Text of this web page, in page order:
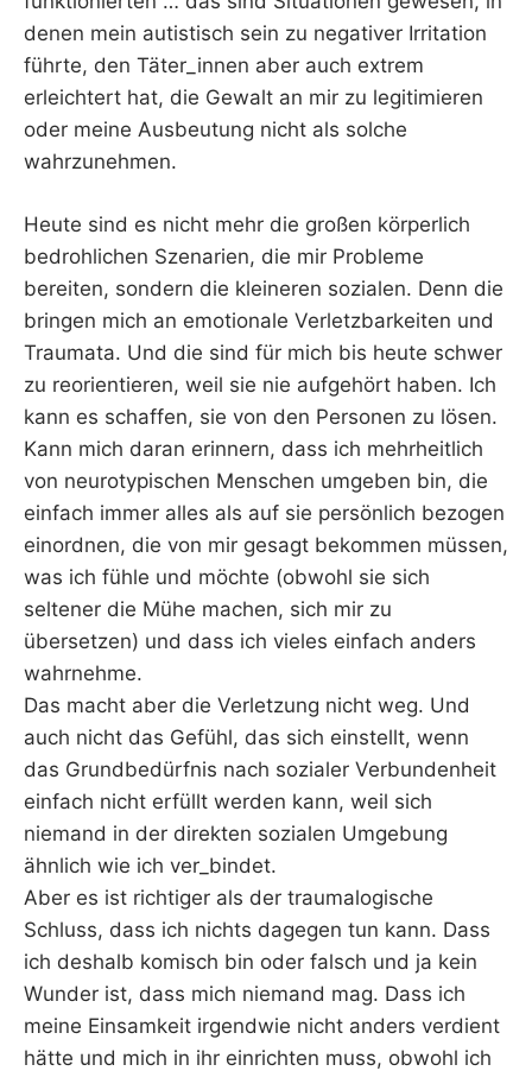
denen mein autistisch sein zu negativer Irritation
führte, den Täter_innen aber auch extrem
erleichtert hat, die Gewalt an mir zu legitimieren
oder meine Ausbeutung nicht als solche
wahrzunehmen.
Heute sind es nicht mehr die großen körperlich
bedrohlichen Szenarien, die mir Probleme
bereiten, sondern die kleineren sozialen. Denn die
bringen mich an emotionale Verletzbarkeiten und
Traumata. Und die sind für mich bis heute schwer
zu reorientieren, weil sie nie aufgehört haben. Ich
kann es schaffen, sie von den Personen zu lösen.
Kann mich daran erinnern, dass ich mehrheitlich
von neurotypischen Menschen umgeben bin, die
einfach immer alles als auf sie persönlich bezogen
einordnen, die von mir gesagt bekommen müssen,
was ich fühle und möchte (obwohl sie sich
seltener die Mühe machen, sich mir zu
übersetzen) und dass ich vieles einfach anders
wahrnehme.
Das macht aber die Verletzung nicht weg. Und
auch nicht das Gefühl, das sich einstellt, wenn
das Grundbedürfnis nach sozialer Verbundenheit
einfach nicht erfüllt werden kann, weil sich
niemand in der direkten sozialen Umgebung
ähnlich wie ich ver_bindet.
Aber es ist richtiger als der traumalogische
Schluss, dass ich nichts dagegen tun kann. Dass
ich deshalb komisch bin oder falsch und ja kein
Wunder ist, dass mich niemand mag. Dass ich
meine Einsamkeit irgendwie nicht anders verdient
hätte und mich in ihr einrichten muss, obwohl ich